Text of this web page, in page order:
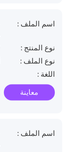
اسم الملف :
نوع المنتج :
نوع الملف :
اللغة :
معاينة
اسم الملف :